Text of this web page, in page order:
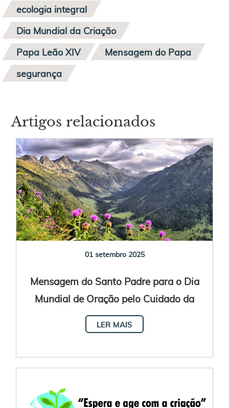
ecologia integral
Dia Mundial da Criação
Papa Leão XIV
Mensagem do Papa
segurança
Artigos relacionados
01 setembro 2025
Mensagem do Santo Padre para o Dia
Mundial de Oração pelo Cuidado da
Criação 2025
LER MAIS